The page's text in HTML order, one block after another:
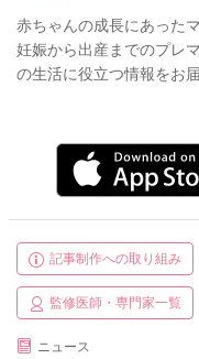
赤ちゃんの成長にあった
妊娠から出産までのプレ
の生活に役立つ情報をお
記事制作への取り組み
監修医師・専門家一覧
ニュース